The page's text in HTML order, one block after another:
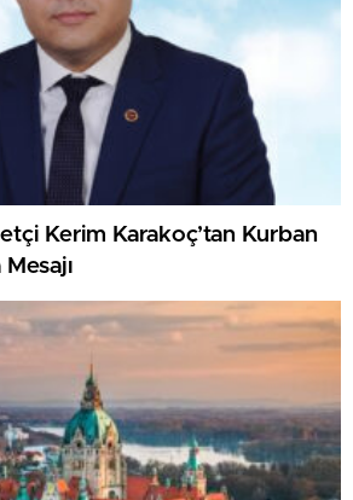
Kerim Karakoç’tan Kurban